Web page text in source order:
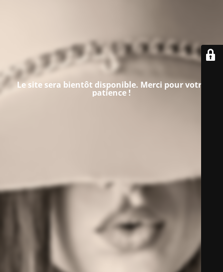
Le site sera bientôt disponible. Merci pour votre
patience !